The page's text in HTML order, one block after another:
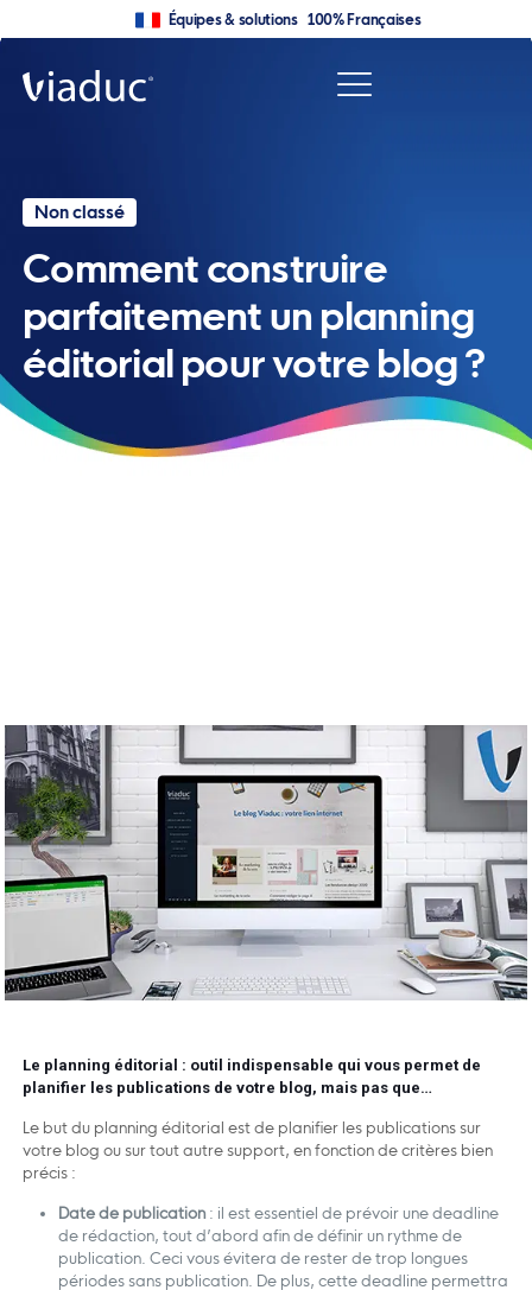
Équipes & solutions 100% Françaises
Non classé
Comment construire
parfaitement un planning
éditorial pour votre blog ?
Le planning éditorial : outil indispensable qui vous permet de
planifier les publications de votre blog, mais pas que…
Le but du planning éditorial est de planifier les publications sur
votre blog ou sur tout autre support, en fonction de critères bien
précis :
Date de publication : il est essentiel de prévoir une deadline
de rédaction, tout d’abord afin de définir un rythme de
publication. Ceci vous évitera de rester de trop longues
périodes sans publication. De plus, cette deadline permettra